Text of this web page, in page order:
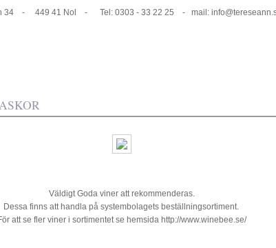
- Tel: 0303 - 33 22 25 - mail:
Väldigt Goda viner att rekommenderas.
Dessa finns att handla på systembolagets beställningsortiment.
att se fler viner i sortimentet se hemsida http://www.winebee.se/